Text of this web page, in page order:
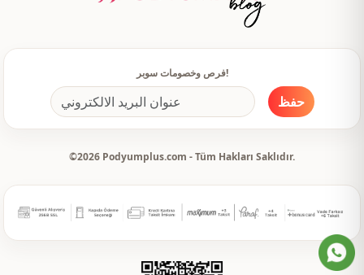
فرص وخصومات سوبر!
حفظ
©2026 Podyumplus.com - Tüm Hakları Saklıdır.